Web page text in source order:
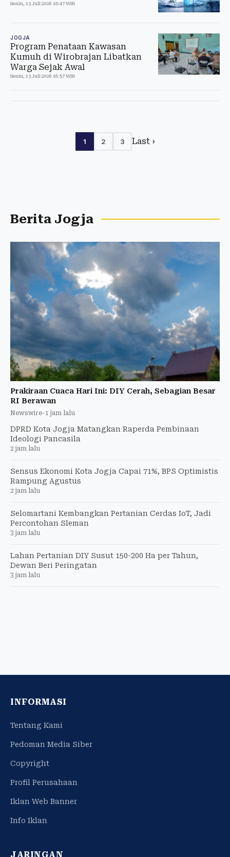
Senin, 13 Juli 2026 18:47 WIB
JOGJA
Program Penataan Kawasan
Kumuh di Wirobrajan Libatkan
Warga Sejak Awal
Senin, 13 Juli 2026 16:57 WIB
1 2 3 Last ›
Berita Jogja
Prakiraan Cuaca Hari Ini: DIY Cerah, Sebagian Besar
RI Berawan
Newswire-1 jam lalu
DPRD Kota Jogja Matangkan Raperda Pembinaan
Ideologi Pancasila
2 jam lalu
Sensus Ekonomi Kota Jogja Capai 71%, BPS Optimistis
Rampung Agustus
2 jam lalu
Selomartani Kembangkan Pertanian Cerdas IoT, Jadi
Percontohan Sleman
3 jam lalu
Lahan Pertanian DIY Susut 150-200 Ha per Tahun,
Dewan Beri Peringatan
3 jam lalu
INFORMASI
Tentang Kami
Pedoman Media Siber
Copyright
Profil Perusahaan
Iklan Web Banner
Info Iklan
JARINGAN